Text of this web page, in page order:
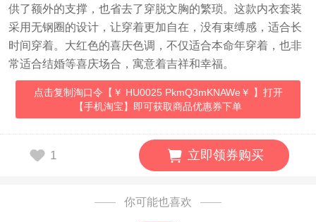
供了额外的支撑，也省去了穿脱文胸的繁琐。这款内衣套装
采用无钢圈的设计，让穿着更加自在，没有束缚感，适合长
时间穿着。大红色的喜庆色调，不仅适合本命年穿着，也非
常适合结婚等喜庆场合，寓意着吉祥和幸福。
点击复制淘口令【￥ HU0025 PkmQ3mKNAWe￥ 】打开
【手机淘宝】即可获取商品优惠券下单
1 立即领券购买
你可能也喜欢